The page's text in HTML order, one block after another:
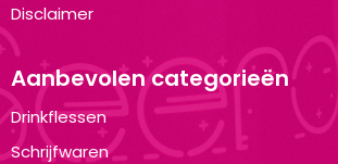
Disclaimer
Aanbevolen categorieën
Drinkflessen
Schrijfwaren